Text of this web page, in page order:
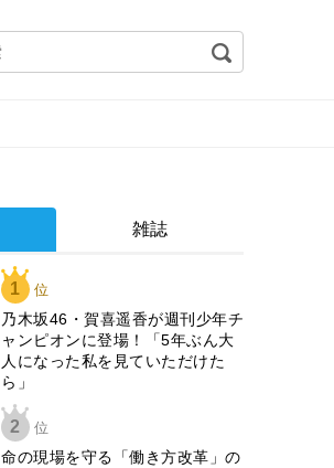
雑誌
1 位
乃木坂46・賀喜遥香が週刊少年チ
ャンピオンに登場！「5年ぶん大
人になった私を見ていただけた
ら」
2 位
​命の現場を守る「働き方改革」の